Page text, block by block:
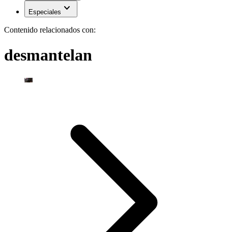
Especiales expand_more
Contenido relacionados con:
desmantelan